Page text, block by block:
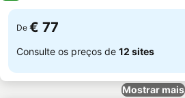
De € 77
Consulte os preços de 12 sites
Mostrar mais